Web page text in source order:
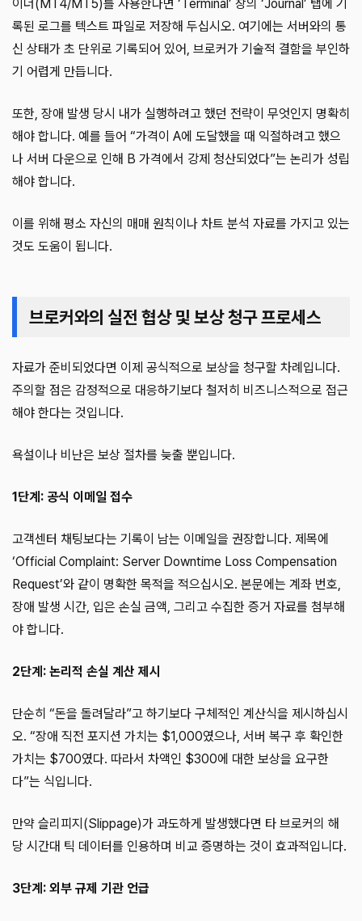
이더(MT4/MT5)를 사용한다면 ‘Terminal’ 창의 ‘Journal’ 탭에 기
록된 로그를 텍스트 파일로 저장해 두십시오. 여기에는 서버와의 통
신 상태가 초 단위로 기록되어 있어, 브로커가 기술적 결함을 부인하
기 어렵게 만듭니다.
또한, 장애 발생 당시 내가 실행하려고 했던 전략이 무엇인지 명확히
해야 합니다. 예를 들어 “가격이 A에 도달했을 때 익절하려고 했으
나 서버 다운으로 인해 B 가격에서 강제 청산되었다”는 논리가 성립
해야 합니다.
이를 위해 평소 자신의 매매 원칙이나 차트 분석 자료를 가지고 있는
것도 도움이 됩니다.
브로커와의 실전 협상 및 보상 청구 프로세스
자료가 준비되었다면 이제 공식적으로 보상을 청구할 차례입니다.
주의할 점은 감정적으로 대응하기보다 철저히 비즈니스적으로 접근
해야 한다는 것입니다.
욕설이나 비난은 보상 절차를 늦출 뿐입니다.
1단계: 공식 이메일 접수
고객센터 채팅보다는 기록이 남는 이메일을 권장합니다. 제목에
‘Official Complaint: Server Downtime Loss Compensation
Request’와 같이 명확한 목적을 적으십시오. 본문에는 계좌 번호,
장애 발생 시간, 입은 손실 금액, 그리고 수집한 증거 자료를 첨부해
야 합니다.
2단계: 논리적 손실 계산 제시
단순히 “돈을 돌려달라”고 하기보다 구체적인 계산식을 제시하십시
오. “장애 직전 포지션 가치는 $1,000였으나, 서버 복구 후 확인한
가치는 $700였다. 따라서 차액인 $300에 대한 보상을 요구한
다”는 식입니다.
만약 슬리피지(Slippage)가 과도하게 발생했다면 타 브로커의 해
당 시간대 틱 데이터를 인용하며 비교 증명하는 것이 효과적입니다.
3단계: 외부 규제 기관 언급